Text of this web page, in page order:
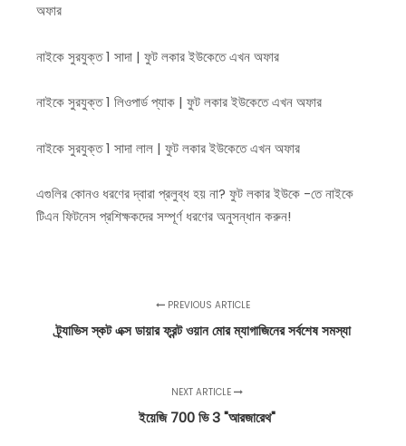
অফার
নাইকে সুরযুক্ত 1 সাদা | ফুট লকার ইউকেতে এখন অফার
নাইকে সুরযুক্ত 1 লিওপার্ড প্যাক | ফুট লকার ইউকেতে এখন অফার
নাইকে সুরযুক্ত 1 সাদা লাল | ফুট লকার ইউকেতে এখন অফার
এগুলির কোনও ধরণের দ্বারা প্রলুব্ধ হয় না? ফুট লকার ইউকে -তে নাইকে
টিএন ফিটনেস প্রশিক্ষকদের সম্পূর্ণ ধরণের অনুসন্ধান করুন!
PREVIOUS ARTICLE
ট্র্যাভিস স্কট এক্স ডায়ার ফ্রন্ট ওয়ান মোর ম্যাগাজিনের সর্বশেষ সমস্যা
NEXT ARTICLE
ইয়েজি 700 ভি 3 "আরজারেথ"